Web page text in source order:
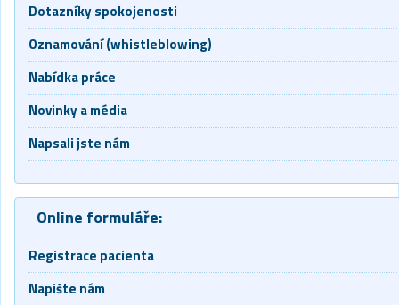
Dotazníky spokojenosti
Oznamování (whistleblowing)
Nabídka práce
Novinky a média
Napsali jste nám
Online formuláře:
Registrace pacienta
Napište nám